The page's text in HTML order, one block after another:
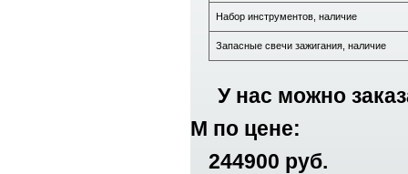
Набор инструментов, наличие
Запасные свечи зажигания, наличие
У нас можно
M по цене:
244900 руб.